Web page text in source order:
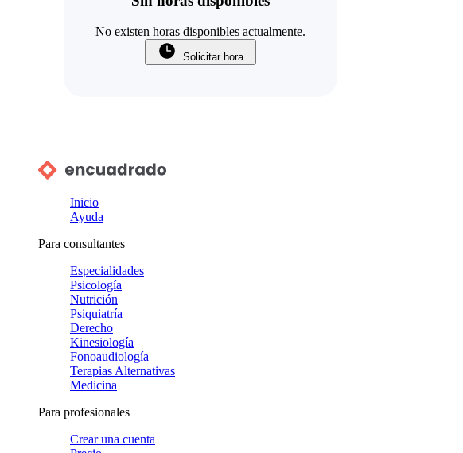
No existen horas disponibles actualmente.
Solicitar hora
Inicio
Ayuda
Para consultantes
Especialidades
Psicología
Nutrición
Psiquiatría
Derecho
Kinesiología
Fonoaudiología
Terapias Alternativas
Medicina
Para profesionales
Crear una cuenta